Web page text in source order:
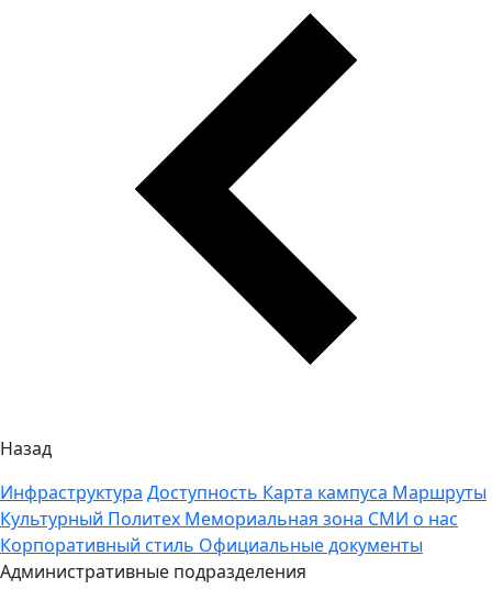
Назад
Инфраструктура Доступность Карта кампуса Маршруты
Культурный Политех Мемориальная зона СМИ о нас
Корпоративный стиль Официальные документы
Административные подразделения